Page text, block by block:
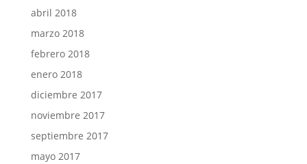
abril 2018
marzo 2018
febrero 2018
enero 2018
diciembre 2017
noviembre 2017
septiembre 2017
mayo 2017